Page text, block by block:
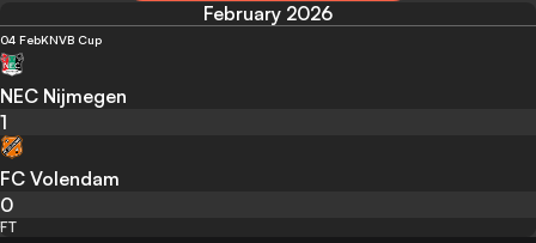
February 2026
04 FebKNVB Cup
NEC Nijmegen
1
FC Volendam
0
FT